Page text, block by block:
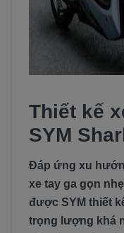
Thiết kế
SYM
Đáp ứng xu
xe tay ga gọn
được SYM thiết
trọng lượng khá